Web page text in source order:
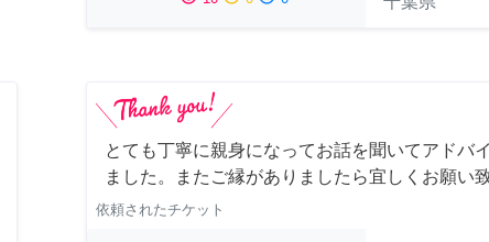
とても丁寧に親身になってお話を聞いてアドバ
ました。またご縁がありましたら宜しくお願い
依頼されたチケット